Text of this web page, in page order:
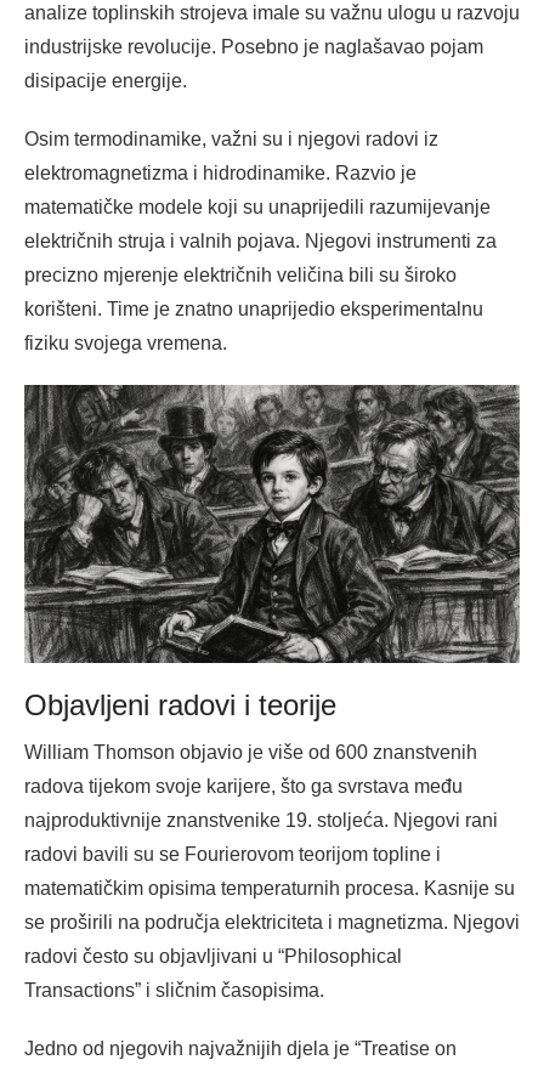
analize toplinskih strojeva imale su važnu ulogu u razvoju
industrijske revolucije. Posebno je naglašavao pojam
disipacije energije.
Osim termodinamike, važni su i njegovi radovi iz
elektromagnetizma i hidrodinamike. Razvio je
matematičke modele koji su unaprijedili razumijevanje
električnih struja i valnih pojava. Njegovi instrumenti za
precizno mjerenje električnih veličina bili su široko
korišteni. Time je znatno unaprijedio eksperimentalnu
fiziku svojega vremena.
Objavljeni radovi i teorije
William Thomson objavio je više od 600 znanstvenih
radova tijekom svoje karijere, što ga svrstava među
najproduktivnije znanstvenike 19. stoljeća. Njegovi rani
radovi bavili su se Fourierovom teorijom topline i
matematičkim opisima temperaturnih procesa. Kasnije su
se proširili na područja elektriciteta i magnetizma. Njegovi
radovi često su objavljivani u “Philosophical
Transactions” i sličnim časopisima.
Jedno od njegovih najvažnijih djela je “Treatise on